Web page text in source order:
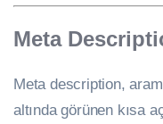
Meta
Meta description,
altında görünen kısa